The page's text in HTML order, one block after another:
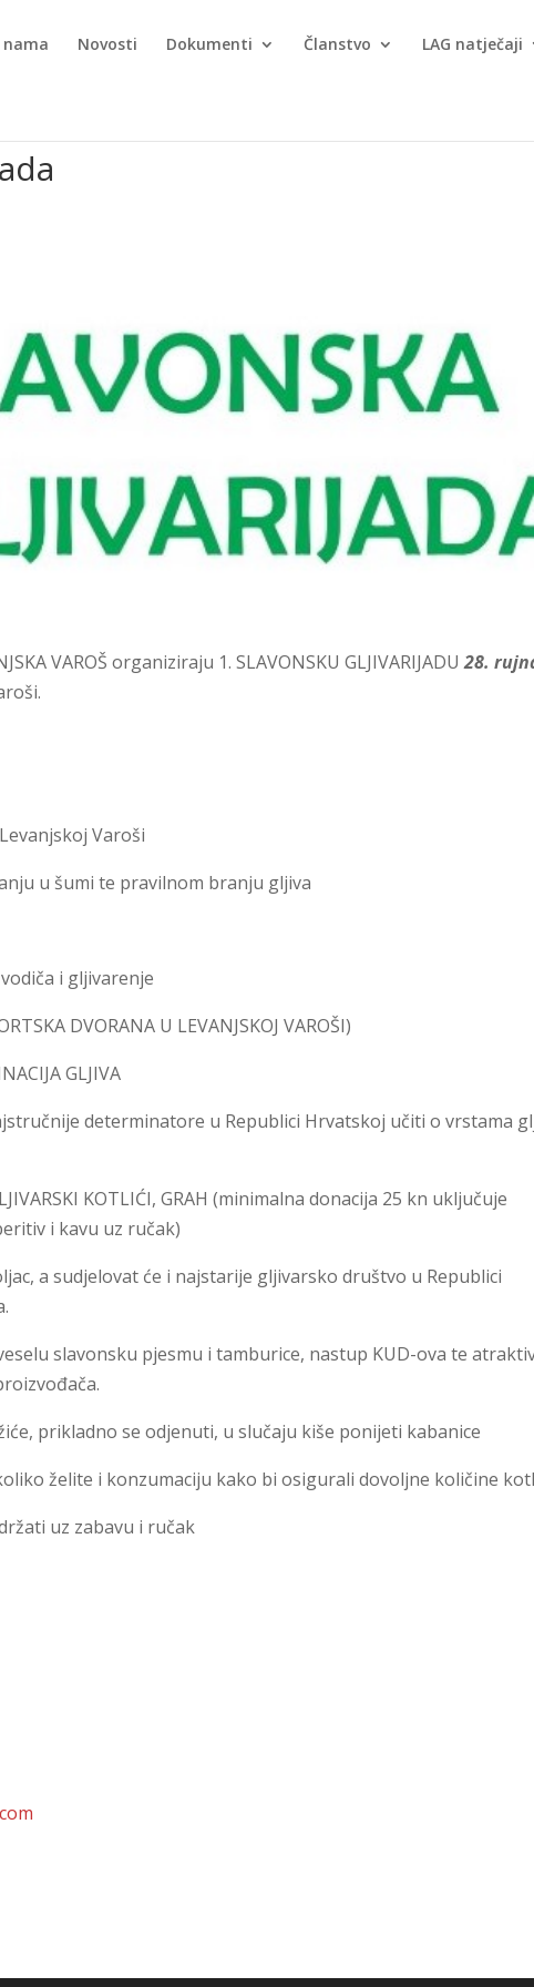
nama Novosti Dokumenti Članstvo LAG natječaji
VAROŠ organiziraju 1. SLAVONSKU GLJIVARIJADU28.
Varoši
u šumi te pravilnom branju gljiva
i gljivarenje
DVORANA U LEVANJSKOJ VAROŠI)
GLJIVA
determinatore u Republici Hrvatskoj učiti o vrstama
KOTLIĆI, GRAH (minimalna donacija 25 kn uključuje
i kavu uz ručak)
a sudjelovat će i najstarije gljivarsko društvo u Republici
slavonsku pjesmu i tamburice, nastup KUD-ova te
prikladno se odjenuti, u slučaju kiše ponijeti kabanice
želite i konzumaciju kako bi osigurali dovoljne količine
uz zabavu i ručak